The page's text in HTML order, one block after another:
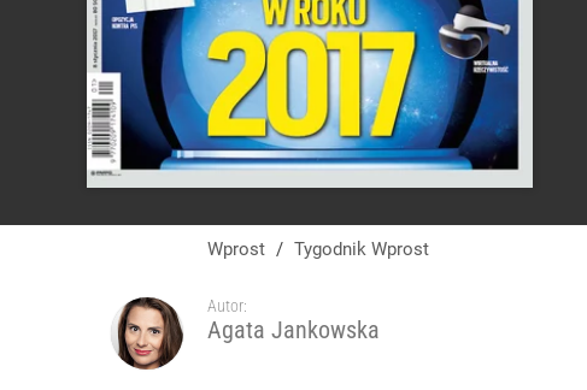
Wprost / Tygodnik Wprost
Autor:
Agata Jankowska